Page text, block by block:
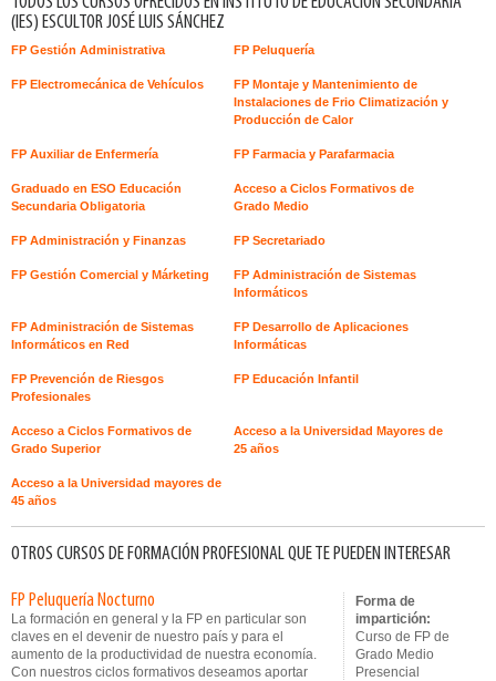
(IES) ESCULTOR JOSÉ LUIS SÁNCHEZ
FP Gestión Administrativa FP Peluquería
FP Electromecánica de Vehículos
FP Montaje y Mantenimiento de
Instalaciones de Frio Climatización y
Producción de Calor
FP Auxiliar de Enfermería FP Farmacia y Parafarmacia
Graduado en ESO Educación
Secundaria Obligatoria
Acceso a Ciclos Formativos de
Grado Medio
FP Administración y Finanzas FP Secretariado
FP Gestión Comercial y Márketing
FP Administración de Sistemas
Informáticos
FP Administración de Sistemas
Informáticos en Red
FP Desarrollo de Aplicaciones
Informáticas
FP Prevención de Riesgos
Profesionales
FP Educación Infantil
Acceso a Ciclos Formativos de
Grado Superior
Acceso a la Universidad Mayores de
25 años
Acceso a la Universidad mayores de
45 años
OTROS CURSOS DE FORMACIÓN PROFESIONAL QUE TE PUEDEN INTERESAR
FP Peluquería Nocturno
La formación en general y la FP en particular son
claves en el devenir de nuestro país y para el
aumento de la productividad de nuestra economía.
Con nuestros ciclos formativos deseamos aportar
Forma de
impartición:
Curso de FP de
Grado Medio
Presencial